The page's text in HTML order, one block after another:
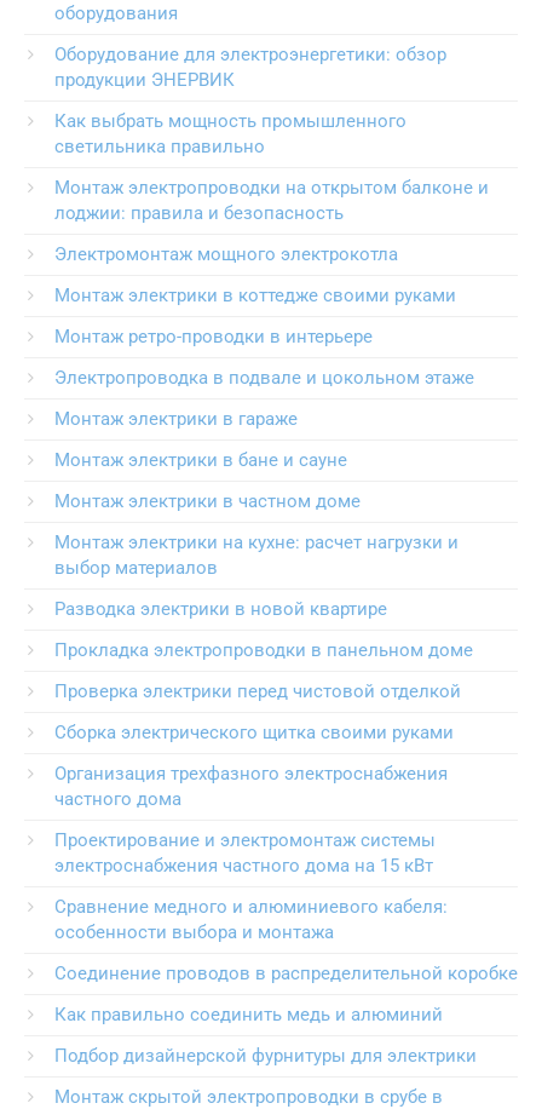
оборудования
Оборудование для электроэнергетики: обзор
продукции ЭНЕРВИК
Как выбрать мощность промышленного
светильника правильно
Монтаж электропроводки на открытом балконе и
лоджии: правила и безопасность
Электромонтаж мощного электрокотла
Монтаж электрики в коттедже своими руками
Монтаж ретро-проводки в интерьере
Электропроводка в подвале и цокольном этаже
Монтаж электрики в гараже
Монтаж электрики в бане и сауне
Монтаж электрики в частном доме
Монтаж электрики на кухне: расчет нагрузки и
выбор материалов
Разводка электрики в новой квартире
Прокладка электропроводки в панельном доме
Проверка электрики перед чистовой отделкой
Сборка электрического щитка своими руками
Организация трехфазного электроснабжения
частного дома
Проектирование и электромонтаж системы
электроснабжения частного дома на 15 кВт
Сравнение медного и алюминиевого кабеля:
особенности выбора и монтажа
Соединение проводов в распределительной коробке
Как правильно соединить медь и алюминий
Подбор дизайнерской фурнитуры для электрики
Монтаж скрытой электропроводки в срубе в